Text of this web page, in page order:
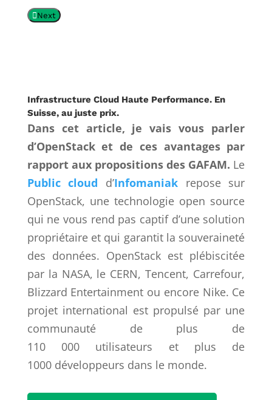
Next
Infrastructure Cloud Haute Performance. En
Suisse, au juste prix.
Dans cet article, je vais vous parler
d’OpenStack et de ces avantages par
rapport aux propositions des GAFAM. Le
Public cloud d’Infomaniak repose sur
OpenStack, une technologie open source
qui ne vous rend pas captif d’une solution
propriétaire et qui garantit la souveraineté
des données. OpenStack est plébiscitée
par la NASA, le CERN, Tencent, Carrefour,
Blizzard Entertainment ou encore Nike. Ce
projet international est propulsé par une
communauté de plus de
110 000 utilisateurs et plus de
1000 développeurs dans le monde.